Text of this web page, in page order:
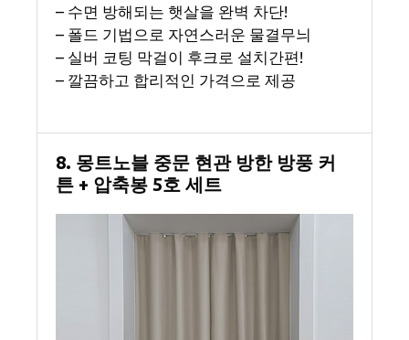
– 수면 방해되는 햇살을 완벽 차단!
– 폴드 기법으로 자연스러운 물결무늬
– 실버 코팅 막걸이 후크로 설치간편!
– 깔끔하고 합리적인 가격으로 제공
8. 몽트노블 중문 현관 방한 방풍 커
튼 + 압축봉 5호 세트